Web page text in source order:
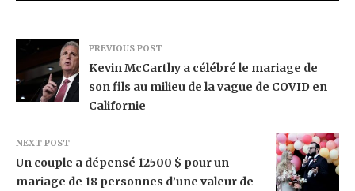
PREVIOUS POST
Kevin McCarthy a célébré le mariage de
son fils au milieu de la vague de COVID en
Californie
NEXT POST
Un couple a dépensé 12500 $ pour un
mariage de 18 personnes d’une valeur de